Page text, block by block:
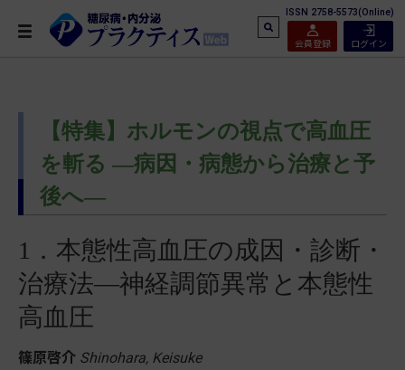
ISSN 2758-5573(Online)
ログイン
会員登録
【特集】ホルモンの視点で高血圧
を斬る ―病因・病態から治療と予
後へ―
1．本態性高血圧の成因・診断・
治療法―神経調節異常と本態性
高血圧
篠原啓介 Shinohara, Keisuke